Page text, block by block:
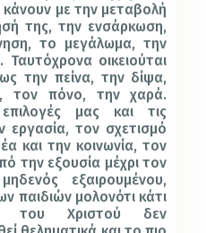
με την μεταβολή
της, την ενσάρκωση,
το μεγάλωμα, την
Ταυτόχρονα οικειούται
την πείνα, την δίψα,
τον πόνο, την χαρά.
μας και τις
εργασία, τον σχετισμό
και την κοινωνία, τον
την εξουσία μέχρι τον
εξαιρουμένου,
παιδιών μολονότι κάτι
του Χριστού δεν